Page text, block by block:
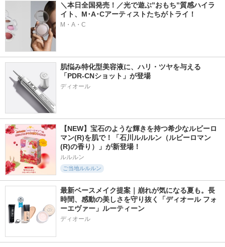
＼本日全国発売！／光で遊ぶ”おもち”質感ハイラ
イト、M･A･Cアーティストたちがトライ！
M・A・C
肌悩み特化型美容液に、ハリ・ツヤを与える
「PDR-CNショット」が登場
【NEW】宝石のような輝きを持つ希少なルビーロ
マン(R)を肌で！「石川ルルルン（ルビーロマン
(R)の香り）」が新登場！
ルルルン
ご当地ルルルン
最新ベースメイク提案｜崩れが気になる夏も。長
時間、感動の美しさを守り抜く「ディオール フォ
ーエヴァー」ルーティーン
ディオール